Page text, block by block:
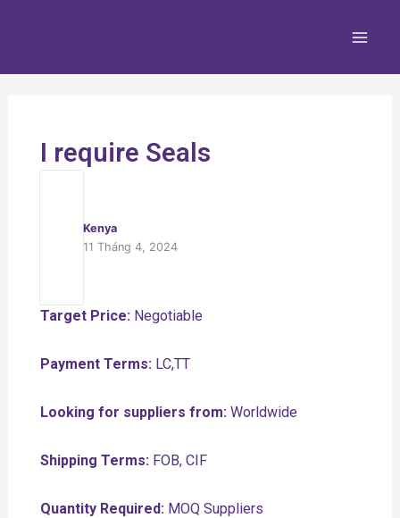
I require Seals
Kenya
11 Tháng 4, 2024
Target Price:Negotiable
Payment Terms:LC,TT
Looking for suppliers from:Worldwide
Shipping Terms:FOB, CIF
Quantity Required:MOQ Suppliers